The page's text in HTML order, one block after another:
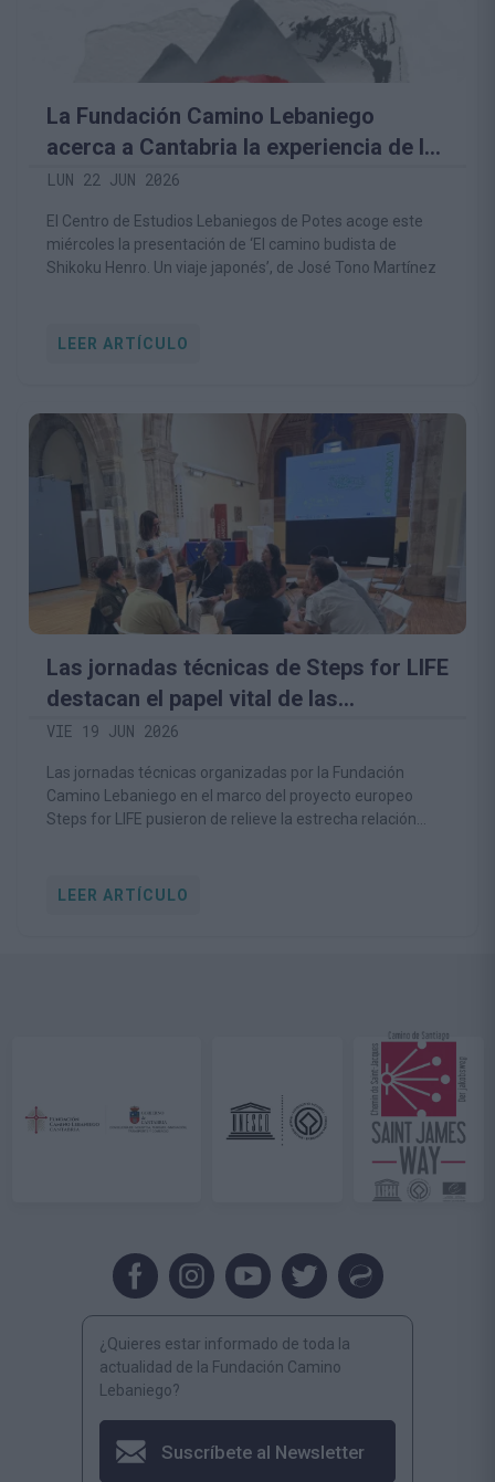
La Fundación Camino Lebaniego
acerca a Cantabria la experiencia de la
gran peregrinación budista de Japón
LUN 22 JUN 2026
El Centro de Estudios Lebaniegos de Potes acoge este
miércoles la presentación de ‘El camino budista de
Shikoku Henro. Un viaje japonés’, de José Tono Martínez
LEER ARTÍCULO
Las jornadas técnicas de Steps for LIFE
destacan el papel vital de las
comunidades rurales en la
conservación del medio natural
VIE 19 JUN 2026
Las jornadas técnicas organizadas por la Fundación
Camino Lebaniego en el marco del proyecto europeo
Steps for LIFE pusieron de relieve la estrecha relación
LEER ARTÍCULO
¿Quieres estar informado de toda la
actualidad de la Fundación Camino
Lebaniego?
Suscríbete al Newsletter